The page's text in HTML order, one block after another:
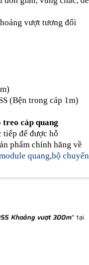
vượt tương đối
(Bện trong cáp 1m)
treo cáp quang
để được hỗ
phẩm chính hãng về
quang,bộ chuyển
Khoảng vượt 300m" tại